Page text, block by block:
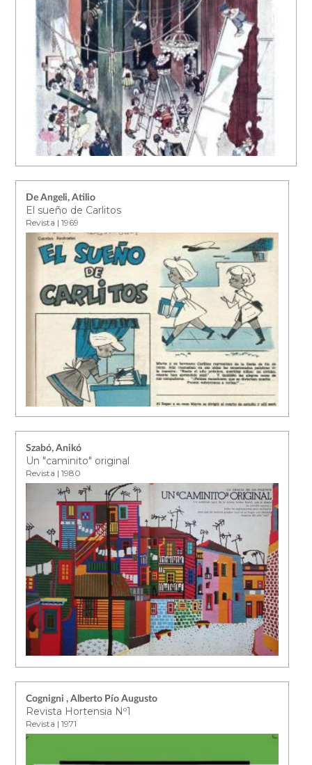
De Angeli, Atilio
El sueño de Carlitos
Revista | 1969
Szabó, Anikó
Un "caminito" original
Revista | 1980
Cognigni , Alberto Pío Augusto
Revista Hortensia Nº1
Revista | 1971